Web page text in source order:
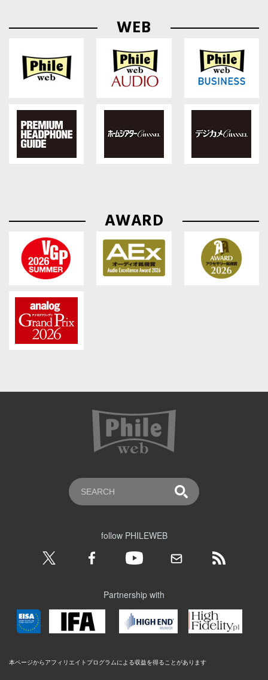
WEB
AWARD
follow PHILEWEB
Partnership with
本ページからアフィリエイトプログラムによる収益を得ることがあります